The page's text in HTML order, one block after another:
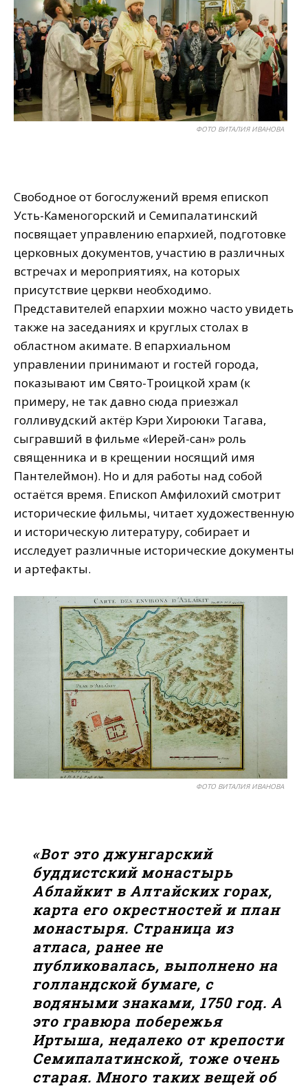
ФОТО ВИТАЛИЯ ИВАНОВА
Свободное от богослужений время епископ
Усть-Каменогорский и Семипалатинский
посвящает управлению епархией, подготовке
церковных документов, участию в различных
встречах и мероприятиях, на которых
присутствие церкви необходимо.
Представителей епархии можно часто увидеть
также на заседаниях и круглых столах в
областном акимате. В епархиальном
управлении принимают и гостей города,
показывают им Свято-Троицкой храм (к
примеру, не так давно сюда приезжал
голливудский актёр Кэри Хироюки Тагава,
сыгравший в фильме «Иерей-сан» роль
священника и в крещении носящий имя
Пантелеймон). Но и для работы над собой
остаётся время. Епископ Амфилохий смотрит
исторические фильмы, читает художественную
и историческую литературу, собирает и
исследует различные исторические документы
и артефакты.
ФОТО ВИТАЛИЯ ИВАНОВА
«Вот это джунгарский
буддистский монастырь
Аблайкит в Алтайских горах,
карта его окрестностей и план
монастыря. Страница из
атласа, ранее не
публиковалась, выполнено на
голландской бумаге, с
водяными знаками, 1750 год. А
это гравюра побережья
Иртыша, недалеко от крепости
Семипалатинской, тоже очень
старая. Много таких вещей об